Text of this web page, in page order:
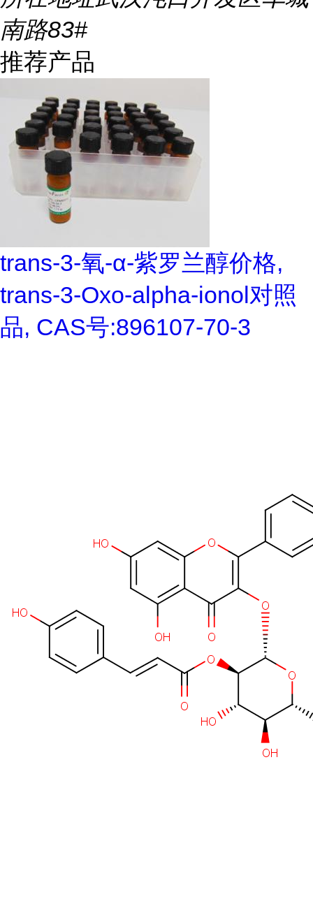
南路83#
推荐产品
trans-3-氧-α-紫罗兰醇价格,
trans-3-Oxo-alpha-ionol对照
品, CAS号:896107-70-3